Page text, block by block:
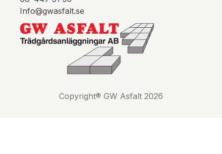
Info@gwasfalt.se
Copyright® GW Asfalt 2026